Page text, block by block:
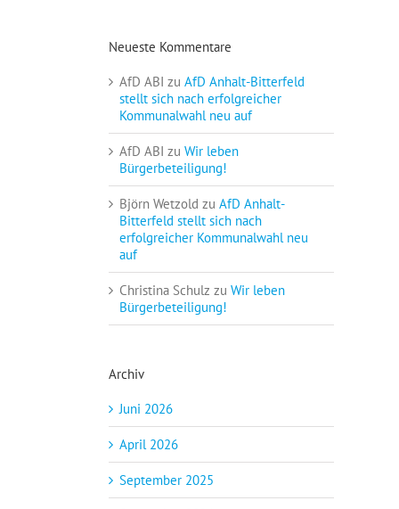
Neueste Kommentare
AfD ABI zu AfD Anhalt-Bitterfeld
stellt sich nach erfolgreicher
Kommunalwahl neu auf
AfD ABI zu Wir leben
Bürgerbeteiligung!
Björn Wetzold zu AfD Anhalt-
Bitterfeld stellt sich nach
erfolgreicher Kommunalwahl neu
auf
Christina Schulz zu Wir leben
Bürgerbeteiligung!
Archiv
Juni 2026
April 2026
September 2025